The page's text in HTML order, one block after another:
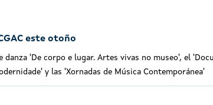
este otoño
'De corpo e lugar. Artes vivas no museo', el
y las 'Xornadas de Música Contemporánea'